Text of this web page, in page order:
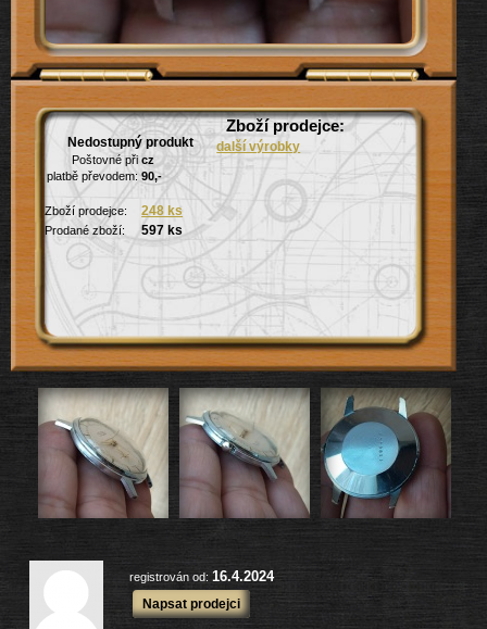
Nedostupný produkt
cz
platbě převodem: 90,-
Zboží prodejce: 248 ks
Prodané zboží: 597 ks
Zboží prodejce:
další výrobky
registrován od: 16.4.2024
Napsat prodejci